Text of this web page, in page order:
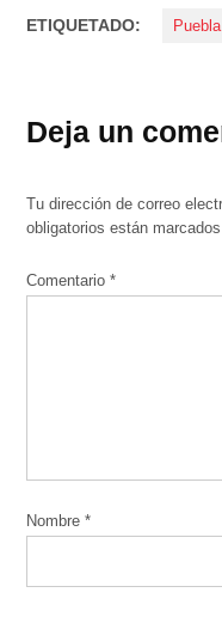
ETIQUETADO: Puebla
Deja un
Tu dirección de correo
obligatorios están
Comentario*
Nombre*